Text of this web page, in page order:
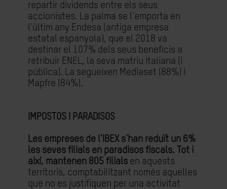
repartir dividends entre els seus
accionistes. La palma se l'emporta en
l'últim any Endesa (antiga empresa
estatal espanyola), que el 2018 va
destinar el 107% dels seus beneficis a
retribuir ENEL, la seva matriu italiana (i
pública). La segueixen Mediaset (88%) i
Mapfre (84%).
IMPOSTOS I PARADISOS
Les empreses de l'IBEX s'han reduït un 6%
les seves filials en paradisos fiscals. Tot i
així, mantenen 805 filials en aquests
territoris, comptabilitzant només aquelles
que no es justifiquen per una activitat